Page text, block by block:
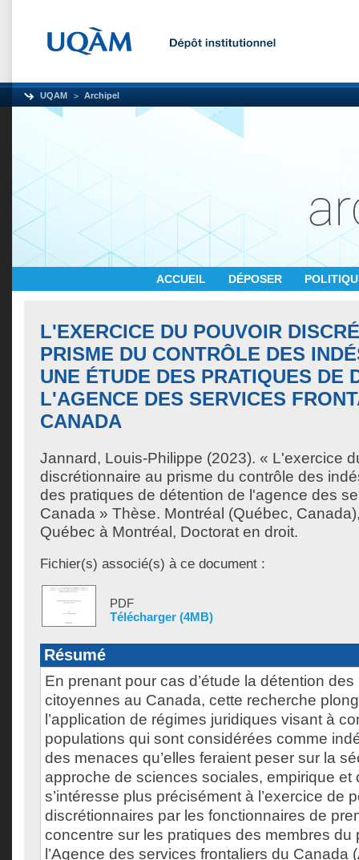
UQAM Archipel
ACCUEIL DÉPOSER
L'EXERCICE DU POUVOIR
PRISME DU CONTRÔLE DES
UNE ÉTUDE DES PRATIQUES DE
L'AGENCE DES SERVICES
CANADA
Jannard, Louis-Philippe (2023). « L'exercice
discrétionnaire au prisme du contrôle des
des pratiques de détention de l'agence des
Canada » Thèse. Montréal (Québec,
Québec à Montréal, Doctorat en droit.
Fichier(s) associé(s) à ce document :
PDF
Télécharger (4MB)
Résumé
En prenant pour cas d’étude la détention
citoyennes au Canada, cette recherche
l’application de régimes juridiques visant à
populations qui sont considérées comme
des menaces qu’elles feraient peser sur la
approche de sciences sociales, empirique et
s’intéresse plus précisément à l’exercice de
discrétionnaires par les fonctionnaires de
concentre sur les pratiques des membres du
l’Agence des services frontaliers du Canada